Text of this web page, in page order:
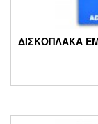
ΔΙΣΚΟΠΛΑΚΑ